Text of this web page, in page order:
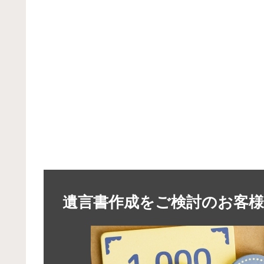
遺言書作成をご検討のお客